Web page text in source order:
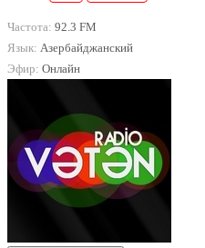
Частота: 92.3 FM
Язык: Азербайджанский
Эфир: Онлайн